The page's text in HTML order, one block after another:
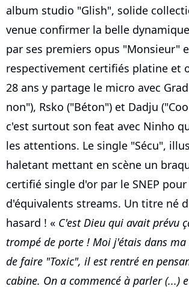
album studio "Glish", solide
venue confirmer la belle
par ses premiers opus "Monsieur"
respectivement certifiés platine et
28 ans y partage le micro avec
non"), Rsko ("Béton") et Dadju
c'est surtout son feat avec Ninho
les attentions. Le single "Sécu",
haletant mettant en scène un
certifié single d'or par le SNEP
d'équivalents streams. Un titre né
hasard ! « C'est Dieu qui avait prévu
trompé de porte ! Moi j'étais dans ma
de faire "Toxic", il est rentré en
cabine. On a commencé à parler (...)